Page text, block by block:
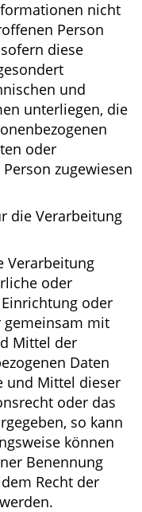
nicht
Person
diese
und
unterliegen, die
oder
zugewiesen
die Verarbeitung
Verarbeitung
oder
oder
gemeinsam mit
Mittel der
Daten
und Mittel dieser
oder das
so kann
können
Benennung
Recht der